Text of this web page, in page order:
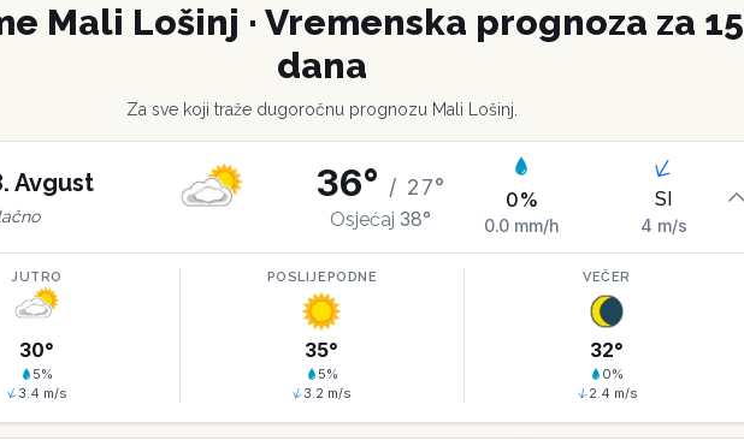
Mali Lošinj · Vremenska prognoza za 15
dana
Za sve koji traže dugoročnu prognozu Mali Lošinj
. Avgust 36° / 27°
Osjećaj 38°
0%
0.0mm/h
SI
4 m/s
JUTRO
30°
5%
3.4 m/s
POSLIJEPODNE
35°
5%
3.2 m/s
VEČER
32°
0%
2.4 m/s